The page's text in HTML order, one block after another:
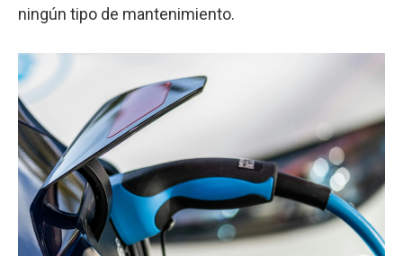
ningún tipo de mantenimiento.